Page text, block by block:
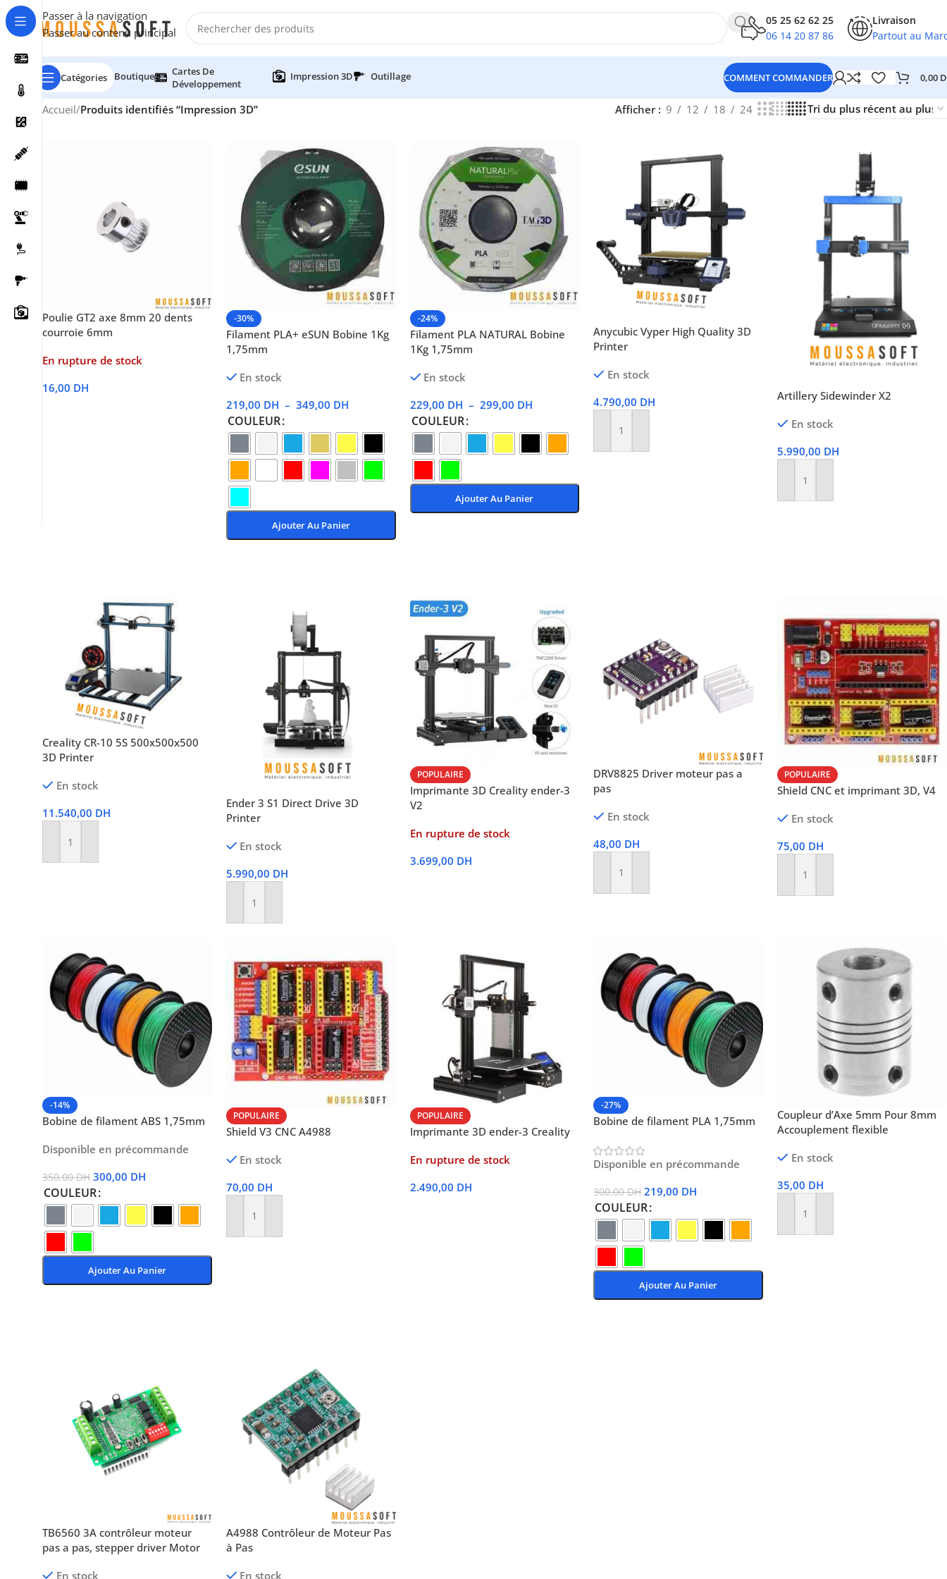
Passer à la navigation
Passer au contenu principal
05 25 62 62 25
06 14 20 87 86
Livraison
Partout au
Catégories Boutique
Cartes De
Développement
Impression 3D Outillage COMMENT COMMANDER 0,00
Accueil/Produits identifiés “Impression 3D” Afficher 9 12 18 24
Poulie GT2 axe 8mm 20 dents
courroie 6mm
En rupture de stock
16,00 DH
-30%
Filament PLA+ eSUN Bobine 1Kg
1,75mm
En stock
219,00 DH – 349,00 DH
COULEUR
Ajouter Au Panier
-24%
Filament PLA NATURAL Bobine
1Kg 1,75mm
En stock
229,00 DH – 299,00 DH
COULEUR
Ajouter Au Panier
Anycubic Vyper High Quality 3D
Printer
En stock
4.790,00 DH
Ajouter Au Panier
Artillery Sidewinder X2
En stock
5.990,00 DH
Ajouter Au Panier
Creality CR-10 5S 500x500x500
3D Printer
En stock
11.540,00 DH
Ajouter Au Panier
Ender 3 S1 Direct Drive 3D
Printer
En stock
5.990,00 DH
Ajouter Au Panier
POPULAIRE
Imprimante 3D Creality ender-3
V2
En rupture de stock
3.699,00 DH
DRV8825 Driver moteur pas a
pas
En stock
48,00 DH
Ajouter Au Panier
POPULAIRE
Shield CNC et imprimant 3D, V4
En stock
75,00 DH
Ajouter Au Panier
-14%
Bobine de filament ABS 1,75mm
Disponible en précommande
350,00DH 300,00 DH
COULEUR
Ajouter Au Panier
POPULAIRE
Shield V3 CNC A4988
En stock
70,00 DH
Ajouter Au Panier
POPULAIRE
Imprimante 3D ender-3 Creality
En rupture de stock
2.490,00 DH
-27%
Bobine de filament PLA 1,75mm
Disponible en précommande
300,00DH 219,00 DH
COULEUR
Ajouter Au Panier
Coupleur d’Axe 5mm Pour 8mm
Accouplement flexible
En stock
35,00 DH
Ajouter Au Panier
TB6560 3A contrôleur moteur
pas a pas, stepper driver Motor
En stock
A4988 Contrôleur de Moteur Pas
à Pas
En stock